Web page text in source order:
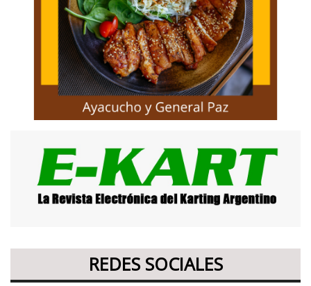
REDES SOCIALES